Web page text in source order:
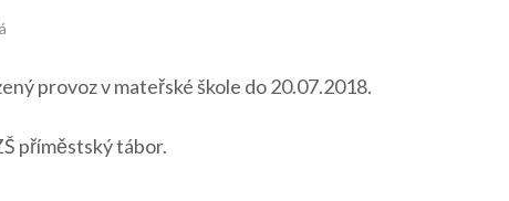
provoz v mateřské škole do 20.07.2018.
příměstský tábor.